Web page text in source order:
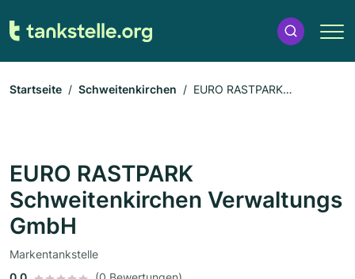
Startseite Schweitenkirchen
EURO RASTPARK
EURO RASTPARK
Schweitenkirchen Verwaltungs
GmbH
Markentankstelle